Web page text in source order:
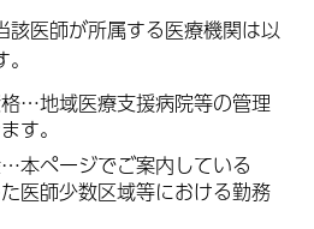
医師が所属する医療機関は以
格…地域医療支援病院等の管理
す。
…本ページでご案内している
た医師少数区域等における勤務